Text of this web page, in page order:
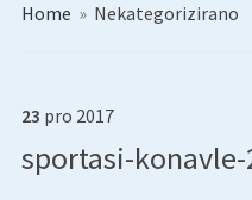
Home » Nekategorizirano
23 pro 2017
sportasi-konavle-